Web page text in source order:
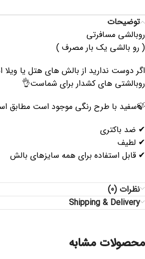
توضیحات
روبالشی مسافرتی
( رو بالشی یک بار مصرف )
اگر دوست ندارید از بالش های هتل یا ویلا
روبالشتی های کشدار برای شماست👌
🍃سفید با طرح رنگی موجود است مطابق
✔ ضد باکتری
✔ لطیف
✔ قابل استفاده برای همه سایزهای بالش
نظرات (0)
Shipping & Delivery
محصولات مشابه